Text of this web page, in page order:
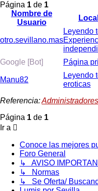
Página 1 de 1
Nombre de
Usuario
otro.sevillano.mas
Leyendo
Google [Bot] Página
Manu82
Leyendo
eroticas
Referencia:Administradores
Página 1 de 1
Ir a
Conoce las mejores
Foro General
↳ AVISO
↳ Normas
↳ Se Oferta/